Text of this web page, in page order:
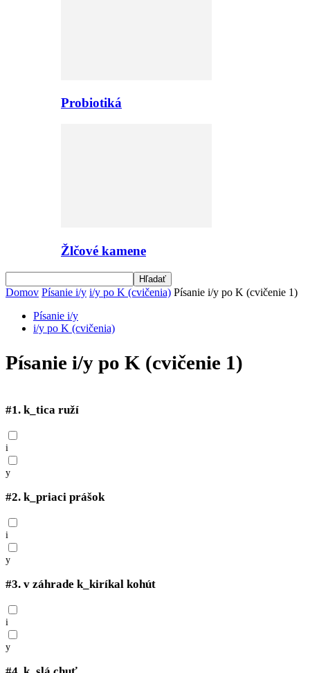
Probiotiká
Žlčové kamene
Domov Písanie i/y i/y po K (cvičenia) Písanie i/y po K (cvičenie 1)
Písanie i/y
i/y po K (cvičenia)
Písanie i/y po K (cvičenie 1)
#1. k_tica ruží
i
y
#2. k_priaci prášok
i
y
#3. v záhrade k_kiríkal kohút
i
y